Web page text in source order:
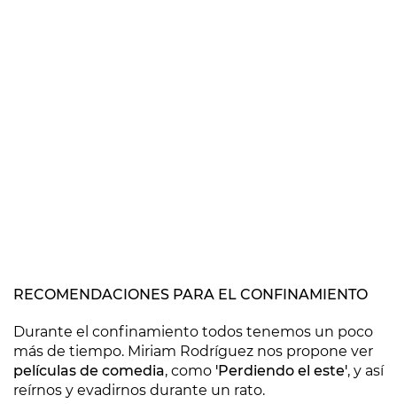
RECOMENDACIONES PARA EL CONFINAMIENTO
Durante el confinamiento todos tenemos un poco
más de tiempo. Miriam Rodríguez nos propone ver
películas de comedia, como 'Perdiendo el este', y así
reírnos y evadirnos durante un rato.